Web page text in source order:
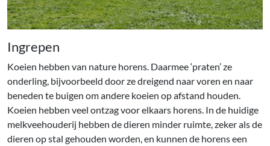
Ingrepen
Koeien hebben van nature horens. Daarmee ‘praten’ ze
onderling, bijvoorbeeld door ze dreigend naar voren en naar
beneden te buigen om andere koeien op afstand houden.
Koeien hebben veel ontzag voor elkaars horens. In de huidige
melkveehouderij hebben de dieren minder ruimte, zeker als de
dieren op stal gehouden worden, en kunnen de horens een